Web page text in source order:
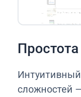
сложностей